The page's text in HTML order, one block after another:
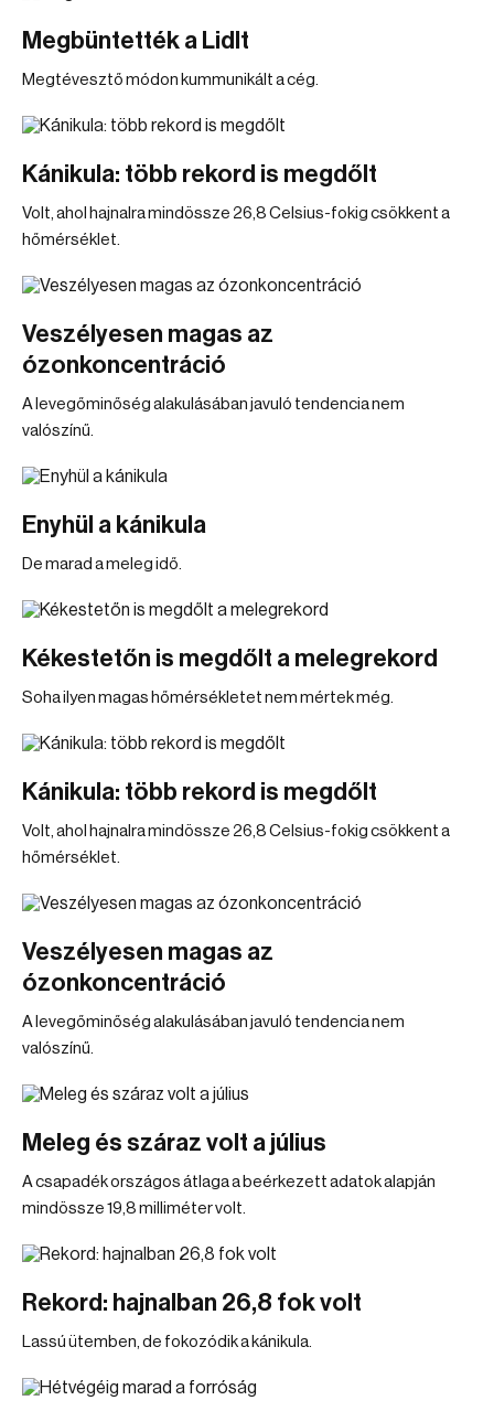
Megbüntették a Lidlt
Megtévesztő módon kummunikált a cég.
Kánikula: több rekord is megdőlt
Volt, ahol hajnalra mindössze 26,8 Celsius-fokig csökkent a
hőmérséklet.
Veszélyesen magas az
ózonkoncentráció
A levegőminőség alakulásában javuló tendencia nem
valószínű.
Enyhül a kánikula
De marad a meleg idő.
Kékestetőn is megdőlt a melegrekord
Soha ilyen magas hőmérsékletet nem mértek még.
Kánikula: több rekord is megdőlt
Volt, ahol hajnalra mindössze 26,8 Celsius-fokig csökkent a
hőmérséklet.
Veszélyesen magas az
ózonkoncentráció
A levegőminőség alakulásában javuló tendencia nem
valószínű.
Meleg és száraz volt a július
A csapadék országos átlaga a beérkezett adatok alapján
mindössze 19,8 milliméter volt.
Rekord: hajnalban 26,8 fok volt
Lassú ütemben, de fokozódik a kánikula.